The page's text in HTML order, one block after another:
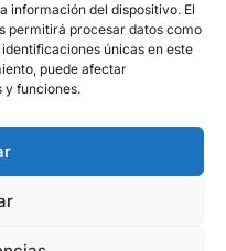
información del dispositivo. El
permitirá procesar datos como
únicas en este
puede afectar
y funciones.